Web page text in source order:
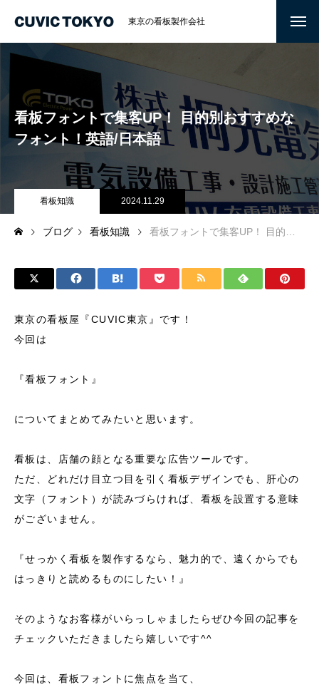
東京の看板製作会社
看板フォントで集客UP！ 目的別おすすめな
フォント！英語/日本語
看板知識 2024.11.29
ブログ 看板知識 看板フォントで集客UP！ 目的別おすすめなフォント！英語/日本語
東京の看板屋『CUVIC東京』です！
今回は
『看板フォント』
についてまとめてみたいと思います。
看板は、店舗の顔となる重要な広告ツールです。
ただ、どれだけ目立つ目を引く看板デザインでも、肝心の
文字（フォント）が読みづらければ、看板を設置する意味
がございません。
『せっかく看板を製作するなら、魅力的で、遠くからでも
はっきりと読めるものにしたい！』
そのようなお客様がいらっしゃましたらぜひ今回の記事を
チェックいただきましたら嬉しいです^^
今回は、看板フォントに焦点を当て、